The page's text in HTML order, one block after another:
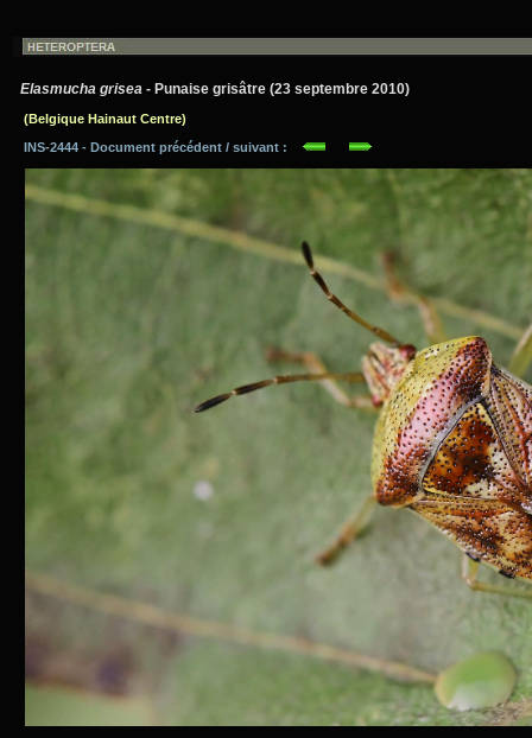
Elasmucha grisea - Punaise grisâtre (23 septembre 2010)
(Belgique Hainaut Centre)
INS-2444 - Document précédent / suivant :